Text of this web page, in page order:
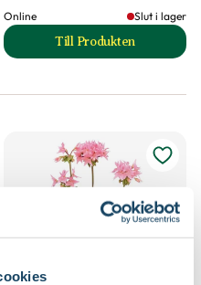
produktsida
Online
Slut i lager
Till Produkten
till Zonalpelargon